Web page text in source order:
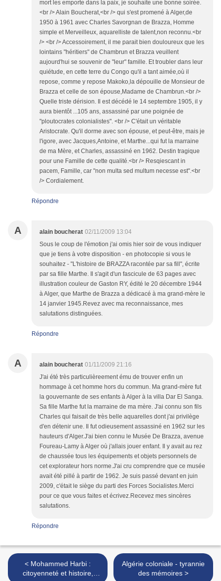
mort les emporte dans la paix, je souhaite une bonne soirée.
<br /> Alain Boucherat,<br /> qui s'est promené à Alger,de
1950 à 1961 avec Charles Savorgnan de Brazza, Homme
simple et Merveilleux, aquarelliste de talent,non reconnu.<br
/> <br /> Accessoirement, il me parait bien douloureux que les
lointains "héritiers" de Chambrun et Brazza veuillent
aujourd'hui se souvenir de "leur" famille. Et troubler dans leur
quiétude, en cette terre du Congo qu'il a tant aimée,où il
repose, comme y repose Makoko,la dépouille de Monsieur de
Brazza et celle de son épouse,Madame de Chambrun.<br />
Quelle triste dérision. Il est décédé le 14 septembre 1905, il y
aura bientôt ...105 ans, assassiné par une poignée de
"ploutocrates colonialistes". <br /> C'était un véritable
Aristocrate. Qu'il dorme avec son épouse, et peut-être, mais je
l'igore, avec Jacques,Antoine, et Marthe...qui fut la marraine
de ma Mère, et Charles, assassiné en 1962. Destin tragique
pour une Famille de cette qualité.<br /> Resqiescant in
pacem, Famille, car "non multa sed multum necesse est".<br
/> Cordialement.
Répondre
A alain boucherat 02/11/2009 13:04
Sous le coup de l'émotion j'ai omis hier soir de vous indiquer
que je tiens à votre disposition - en photocopie si vous le
souhaitez - "L'histoire de BRAZZA racontée par sa fill", écrite
par sa fille Marthe. Il s'agit d'un fascicule de 63 pages avec
illustration couleur de Gaston RY, édité le 20 décembre 1944
à Alger, que Marthe de Brazza a dédicacé à ma grand-mère le
14 janvier 1945.Revez avec ma reconnaissance, mes
salutations distinguées.
Répondre
A alain boucherat 01/11/2009 21:16
J'ai été très particulièreement ému de trouver enfin un
hommage à cet homme hors du commun. Ma grand-mère fut
la gouvernante de ses enfants à Alger à la villa Dar El Sanga.
Sa fille Marthe fut la marraine de ma mère. J'ai connu son fils
Charles qui faisait de très belle aquarelles dont j'ai privilège
d'en détenir une. Il fut odieusement assassiné en 1962 sur les
hauteurs d'Alger.J'ai bien connu le Musée De Brazza, avenue
Foureau-Lamy à Alger où j'allais jouer enfant. Il y avait au rez
de chaussée tous les équipements et objets personnels de
cet explorateur hors norme.J'ai cru comprendre que ce musée
avait été pillé à partir de 1962. Je suis passé devant en juin
2009, c'était le siège du parti des Forces Socialistes.Merci
pour ce que vous faites et écrivez.Recevez mes sincères
salutations.
Répondre
< Mohammed Harbi :
citoyenneté et histoire,
Algérie coloniale - tyrannie
des mémoires >